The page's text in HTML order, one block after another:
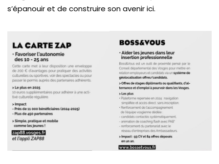
s’épanouir et de construire son avenir ici.